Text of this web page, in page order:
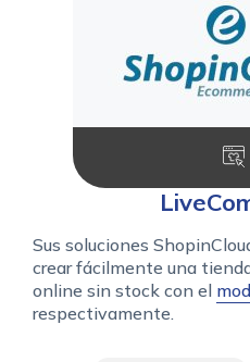
Sus soluciones
crear fácilmente una
online sin stock con el
respectivamente.